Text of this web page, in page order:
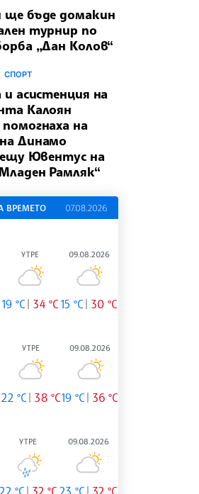
ще бъде домакин
турнир по
„Дан Колов“
СПОРТ
и асистенция на
Калоян
на
Динамо
Ювентус на
Рамляк“
ВРЕМЕТО 07.08.2026
УТРЕ
19 °C 34 °C
09.08.2026
15 °C 30 °C
УТРЕ
22 °C 38 °C
09.08.2026
19 °C 36 °C
УТРЕ
22 °C 32 °C
09.08.2026
23 °C 32 °C